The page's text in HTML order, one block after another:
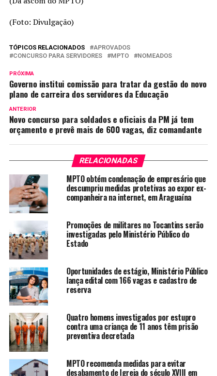
(Foto: Divulgação)
TÓPICOS RELACIONADOS
APROVADOS
CONCURSO PARA SERVIDORES
MPTO NOMEADOS
PRÓXIMA
Governo institui comissão para tratar da gestão do novo
plano de carreira dos servidores da Educação
ANTERIOR
Novo concurso para soldados e oficiais da PM já tem
orçamento e prevê mais de 600 vagas, diz comandante
RELACIONADAS
MPTO obtém condenação de empresário que
descumpriu medidas protetivas ao expor ex-
companheira na internet, em Araguaína
Promoções de militares no Tocantins serão
investigadas pelo Ministério Público do
Estado
Oportunidades de estágio, Ministério Público
lança edital com 166 vagas e cadastro de
reserva
Quatro homens investigados por estupro
contra uma criança de 11 anos têm prisão
preventiva decretada
MPTO recomenda medidas para evitar
desabamento de Igreja do século XVIII em